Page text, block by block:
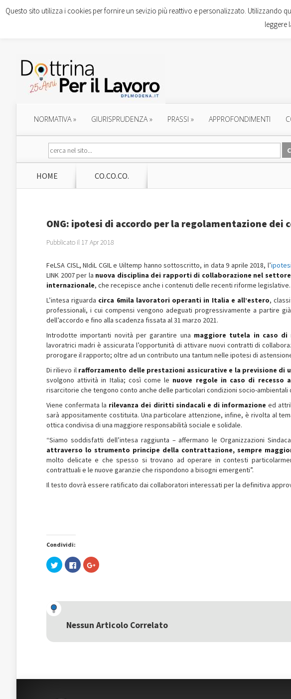
NORMATIVA» GIURISPRUDENZA» PRASSI » APPROFONDIMENTI
HOME CO.CO.CO.
ONG: ipotesi di accordo per la regolamentazione dei
Pubblicato il 17 Apr 2018
FeLSA CISL, NIdiL CGIL e Uiltemp hanno sottoscritto, in data 9 aprile 2018, l’
LINK 2007 per la nuova disciplina dei rapporti di collaborazione nel
internazionale, che recepisce anche i contenuti delle recenti riforme legislative.
L’intesa riguarda circa 6mila lavoratori operanti in Italia e all’estero,
professionali, i cui compensi vengono adeguati progressivamente a partire
dell’accordo e fino alla scadenza fissata al 31 marzo 2021.
Introdotte importanti novità per garantire una maggiore tutela in caso
lavoratrici madri è assicurata l’opportunità di attivare nuovi contratti di
prorogare il rapporto; oltre ad un contributo una tantum nelle ipotesi di
Di rilievo il rafforzamento delle prestazioni assicurative e la previsione di
svolgono attività in Italia; così come le nuove regole in caso di
risarcitorie che tengono conto anche delle particolari condizioni socio-ambientali
Viene confermata la rilevanza dei diritti sindacali e di informazione ed
sarà appositamente costituita. Una particolare attenzione, infine, è rivolta al
ottica condivisa di una maggiore responsabilità sociale e solidale.
“Siamo soddisfatti dell’intesa raggiunta – affermano le Organizzazioni
attraverso lo strumento principe della contrattazione, sempre
molto delicate e che spesso si trovano ad operare in contesti
contrattuali e le nuove garanzie che rispondono a bisogni emergenti”.
Il testo dovrà essere ratificato dai collaboratori interessati per la definitiva
Condividi:
Fai
clic
(Si
apre
una
nuova
Fai
clic
nuova
finestra)
Fai
clic
una
nuova
Nessun Articolo Correlato
Questo sito utilizza i cookies per fornire un sevizio più reattivo e personalizzato. Utilizzando
leggere